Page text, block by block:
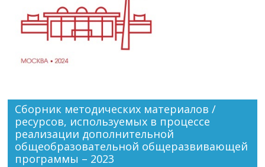
Сборник методических материалов /
ресурсов, используемых в процессе
реализации дополнительной
общеобразовательной общеразвивающей
программы – 2023